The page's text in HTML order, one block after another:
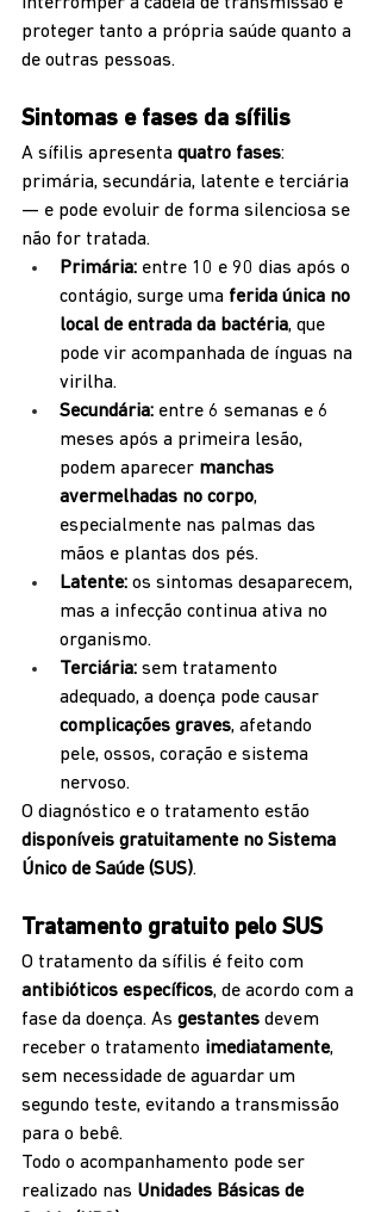
proteger tanto a própria saúde quanto a
de outras pessoas.
Sintomas e fases da sífilis
A sífilis apresenta quatro fases:
primária, secundária, latente e terciária
— e pode evoluir de forma silenciosa se
não for tratada.
Primária: entre 10 e 90 dias após o
contágio, surge uma ferida única no
local de entrada da bactéria, que
pode vir acompanhada de ínguas na
virilha.
Secundária: entre 6 semanas e 6
meses após a primeira lesão,
podem aparecer manchas
avermelhadas no corpo,
especialmente nas palmas das
mãos e plantas dos pés.
Latente: os sintomas desaparecem,
mas a infecção continua ativa no
organismo.
Terciária: sem tratamento
adequado, a doença pode causar
complicações graves, afetando
pele, ossos, coração e sistema
nervoso.
O diagnóstico e o tratamento estão
disponíveis gratuitamente no Sistema
Único de Saúde (SUS).
Tratamento gratuito pelo SUS
O tratamento da sífilis é feito com
antibióticos específicos, de acordo com a
fase da doença. As gestantes devem
receber o tratamento imediatamente,
sem necessidade de aguardar um
segundo teste, evitando a transmissão
para o bebê.
Todo o acompanhamento pode ser
realizado nas Unidades Básicas de